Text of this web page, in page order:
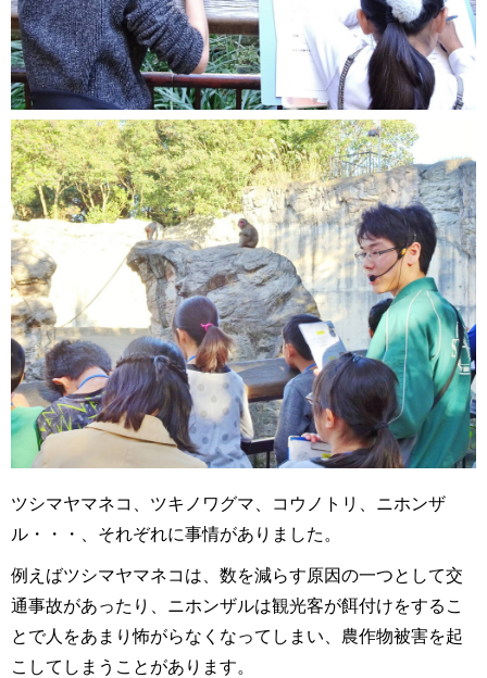
ツシマヤマネコ、 ツキノワグマ、
コウノトリ、ニホンザ
ル・・・、それぞれに事情がありました。
例えばツシマヤマネコは、数を減らす原因の一つとして交
通事故があったり、ニホンザルは観光客が餌付けをするこ
とで人をあまり怖がらなく なってしまい、農作物被害を起
こしてしまうことがあります。